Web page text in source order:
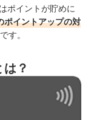
ポイントが貯めに
ポイントアップの対
です。
？